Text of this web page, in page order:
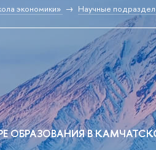
экономики» Научные
ОБРАЗОВАНИЯ В